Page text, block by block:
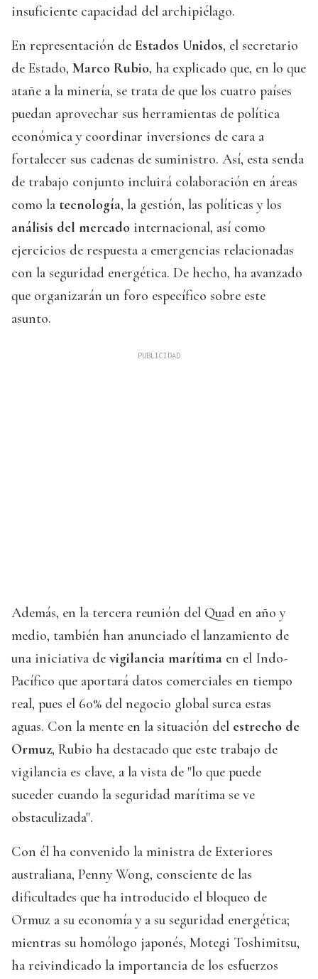
insuficiente capacidad del archipiélago.
En representación de Estados Unidos, el secretario
de Estado, Marco Rubio, ha explicado que, en lo que
atañe a la minería, se trata de que los cuatro países
puedan aprovechar sus herramientas de política
económica y coordinar inversiones de cara a
fortalecer sus cadenas de suministro. Así, esta senda
de trabajo conjunto incluirá colaboración en áreas
como la tecnología, la gestión, las políticas y los
análisis del mercado internacional, así como
ejercicios de respuesta a emergencias relacionadas
con la seguridad energética. De hecho, ha avanzado
que organizarán un foro específico sobre este
asunto.
Además, en la tercera reunión del Quad en año y
medio, también han anunciado el lanzamiento de
una iniciativa de vigilancia marítima en el Indo-
Pacífico que aportará datos comerciales en tiempo
real, pues el 60% del negocio global surca estas
aguas. Con la mente en la situación del estrecho de
Ormuz, Rubio ha destacado que este trabajo de
vigilancia es clave, a la vista de "lo que puede
suceder cuando la seguridad marítima se ve
obstaculizada".
Con él ha convenido la ministra de Exteriores
australiana, Penny Wong, consciente de las
dificultades que ha introducido el bloqueo de
Ormuz a su economía y a su seguridad energética;
mientras su homólogo japonés, Motegi Toshimitsu,
ha reivindicado la importancia de los esfuerzos